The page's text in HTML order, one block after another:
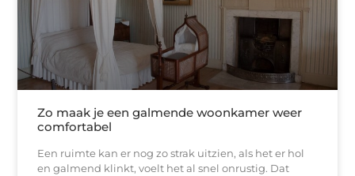
Zo maak je een galmende woonkamer weer
comfortabel
Een ruimte kan er nog zo strak uitzien, als het er hol
en galmend klinkt, voelt het al snel onrustig. Dat